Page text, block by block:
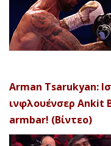
Arman Tsarukyan:
ινφλουένσερ Ankit
armbar! (Βίντεο)